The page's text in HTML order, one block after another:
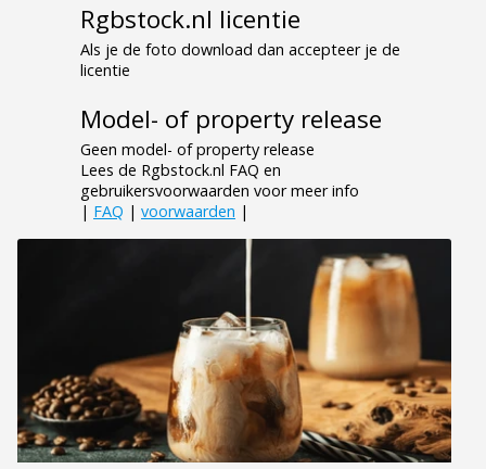
Rgbstock.nl licentie
Als je de foto download dan accepteer je de
licentie
Model- of property release
Geen model- of property release
Lees de Rgbstock.nl FAQ en
gebruikersvoorwaarden voor meer info
| FAQ | voorwaarden |